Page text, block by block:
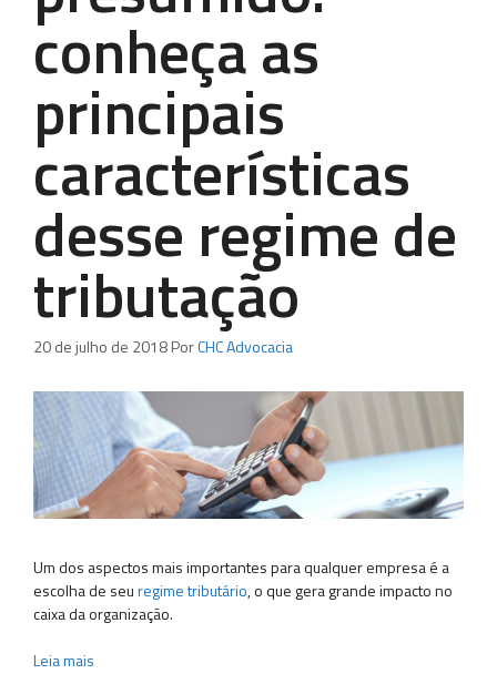
conheça as
principais
características
desse regime de
tributação
20 de julho de 2018PorCHC Advocacia
Um dos aspectos mais importantes para qualquer empresa é a
escolha de seuregime tributário, o que gera grande impacto no
caixa da organização.
Leia mais